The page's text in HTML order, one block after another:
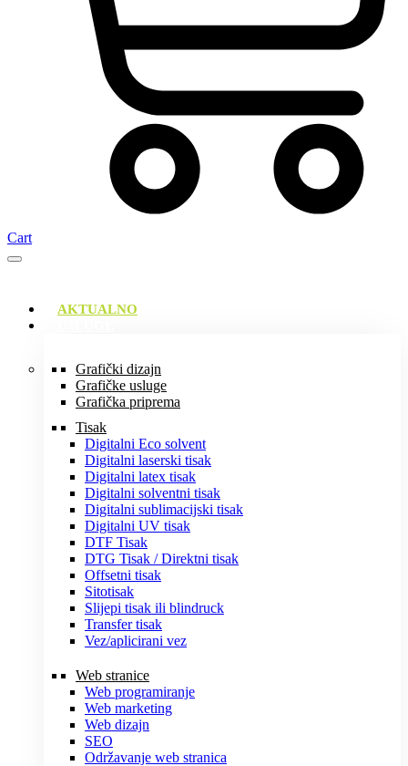
Cart
AKTUALNO
Grafički dizajn
Grafičke usluge
Grafička priprema
Tisak
Digitalni Eco solvent
Digitalni laserski tisak
Digitalni latex tisak
Digitalni solventni tisak
Digitalni sublimacijski tisak
Digitalni UV tisak
DTF Tisak
DTG Tisak / Direktni tisak
Offsetni tisak
Sitotisak
Slijepi tisak ili blindruck
Transfer tisak
Vez/aplicirani vez
Web stranice
Web programiranje
Web marketing
Web dizajn
SEO
Održavanje web stranica